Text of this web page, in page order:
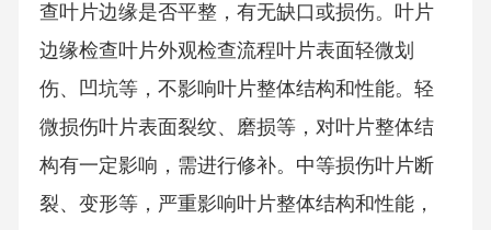
查叶片边缘是否平整，有无缺口或损伤。叶片
边缘检查叶片外观检查流程叶片表面轻微划
伤、凹坑等，不影响叶片整体结构和性能。轻
微损伤叶片表面裂纹、磨损等，对叶片整体结
构有一定影响，需进行修补。中等损伤叶片断
裂、变形等，严重影响叶片整体结构和性能，